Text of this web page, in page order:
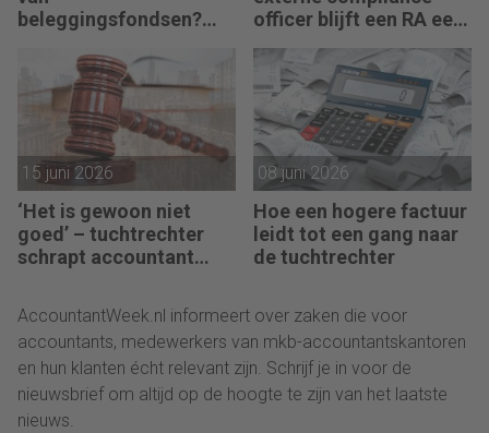
beleggingsfondsen?
officer blijft een RA een
15 juni 2026
‘Het is gewoon niet
goed’ – tuchtrechter
schrapt accountant
08 juni 2026
Hoe een hogere factuur
leidt tot een gang naar
de tuchtrechter
AccountantWeek.nl informeert over zaken die voor
accountants, medewerkers van mkb-accountantskantoren
en hun klanten écht relevant zijn. Schrijf je in voor de
nieuwsbrief om altijd op de hoogte te zijn van het laatste
nieuws.